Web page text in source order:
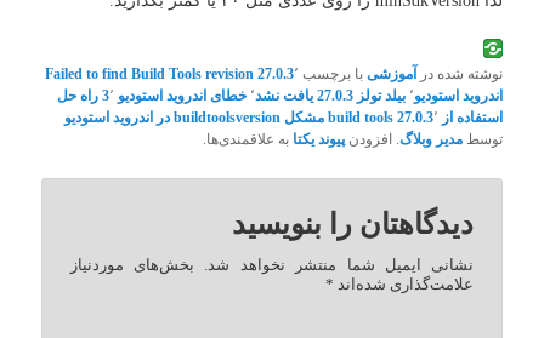
نوشته شده درآموزشی با برچسب Failed to find Build Tools revision 27.0.3٬
اندروید استودیو٬ بیلد تولز 27.0.3 یافت نشد ٬ خطای اندروید استودیو 3 ٬
راه حل
استفاده از build tools 27.0.3 ٬
مشکل buildtoolsversion در اندروید استودیو
توسطمدیر وبلاگ . افزودنپیوند یکتا به علاقمندی‌ها.
دیدگاهتان را بنویسید
نشانی ایمیل شما منتشر نخواهد شد.
بخش‌های موردنیاز
علامت‌گذاری شده‌اند *